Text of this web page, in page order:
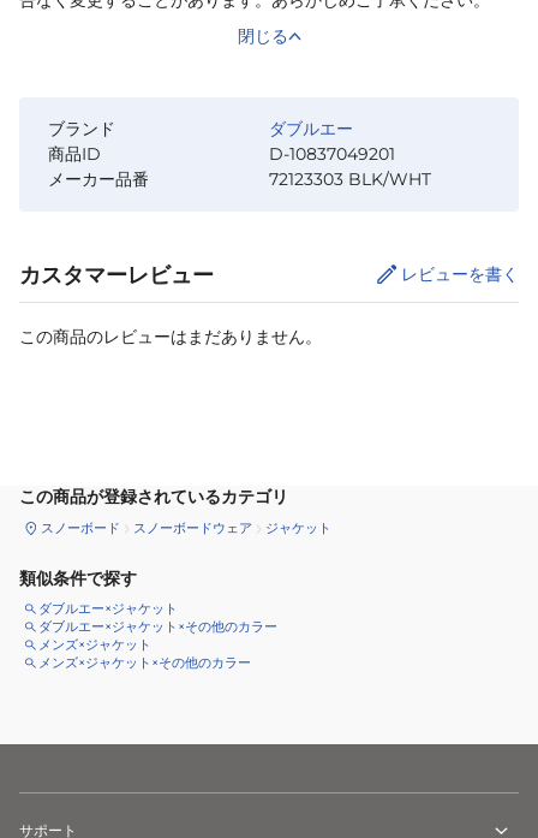
閉じる
ブランド
ダブルエー
商品ID
D-10837049201
メーカー品番
72123303 BLK/WHT
カスタマーレビュー レビューを書く
この商品のレビューはまだありません。
この商品が登録されているカテゴリ
スノーボード スノーボードウェア ジャケット
類似条件で探す
ダブルエー×ジャケット
ダブルエー×ジャケット×その他のカラー
メンズ×ジャケット
メンズ×ジャケット×その他のカラー
サポート